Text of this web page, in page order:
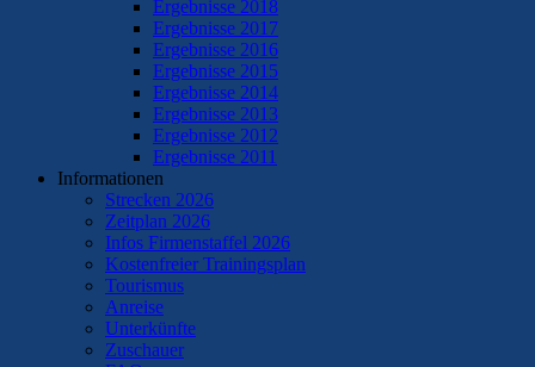
Ergebnisse 2018
Ergebnisse 2017
Ergebnisse 2016
Ergebnisse 2015
Ergebnisse 2014
Ergebnisse 2013
Ergebnisse 2012
Ergebnisse 2011
Informationen
Strecken 2026
Zeitplan 2026
Infos Firmenstaffel 2026
Kostenfreier Trainingsplan
Tourismus
Anreise
Unterkünfte
Zuschauer